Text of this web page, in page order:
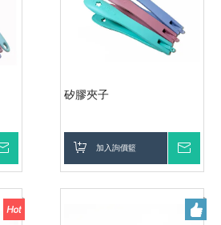
矽膠夾子
加入詢價籃